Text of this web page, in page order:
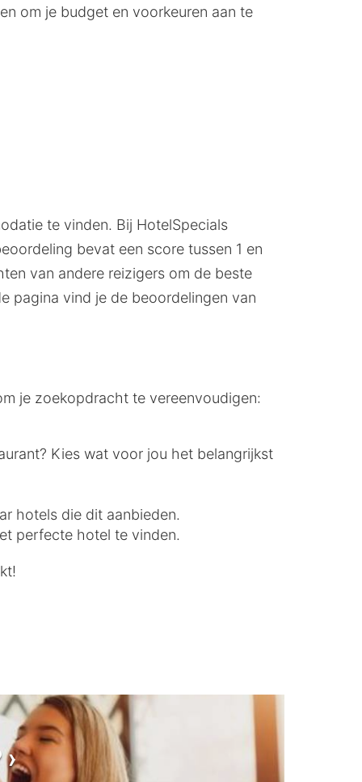
om je budget en voorkeuren aan te
te vinden. Bij HotelSpecials
bevat een score tussen 1 en
van andere reizigers om de beste
pagina vind je de beoordelingen van
je zoekopdracht te vereenvoudigen:
Kies wat voor jou het belangrijkst
hotels die dit aanbieden.
perfecte hotel te vinden.